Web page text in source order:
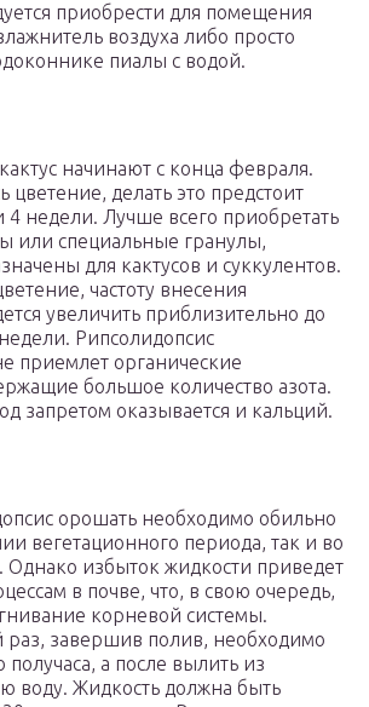
приобрести для помещения
воздуха либо просто
пиалы с водой.
начинают с конца февраля.
цветение, делать это предстоит
4 недели. Лучше всего приобретать
или специальные гранулы,
для кактусов и суккулентов.
частоту внесения
увеличить приблизительно до
Рипсолидопсис
приемлет органические
большое количество азота.
запретом оказывается и кальций.
орошать необходимо обильно
вегетационного периода, так и во
Однако избыток жидкости приведет
в почве, что, в свою очередь,
корневой системы.
раз, завершив полив, необходимо
получаса, а после вылить из
воду. Жидкость должна быть